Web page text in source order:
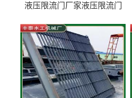
液压限流门厂家液压限流门
泰制造